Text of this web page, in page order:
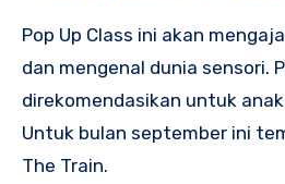
Pop Up Class ini akan
dan mengenal dunia sensori.
direkomendasikan untuk
Untuk bulan september ini
The Train.